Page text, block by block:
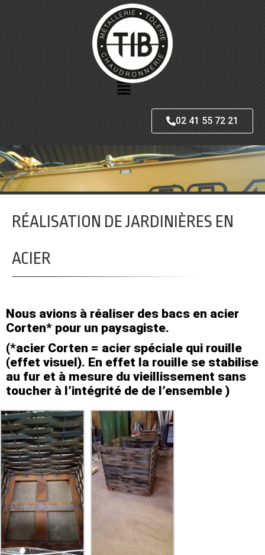
02 41 55 72 21
RÉALISATION DE JARDINIÈRES EN
ACIER
Nous avions à réaliser des bacs en acier
Corten* pour un paysagiste.
(*acier Corten = acier spéciale qui rouille
(effet visuel). En effet la rouille se stabilise
au fur et à mesure du vieillissement sans
toucher à l’intégrité de de l’ensemble )